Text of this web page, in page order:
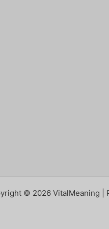
© 2026 VitalMeaning |